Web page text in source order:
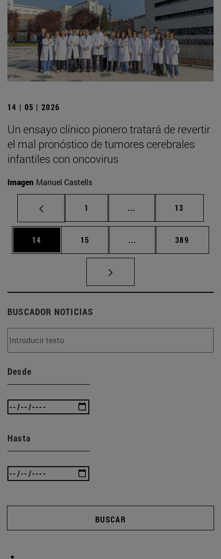
14 | 05 | 2026
Un ensayo clínico pionero tratará de revertir
el mal pronóstico de tumores cerebrales
infantiles con oncovirus
Imagen Manuel Castells
Página
1 ... Páginas intermedias
Página
13
Página
14 Página
15 ... Páginas intermedias
Página
389
BUSCADOR NOTICIAS
Desde
Hasta
BUSCAR